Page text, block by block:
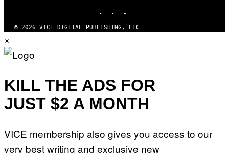
© 2026 VICE DIGITAL PUBLISHING, LLC
×
KILL THE ADS FOR
JUST $2 A MONTH
VICE membership also gives you access to our
very best writing and exclusive new